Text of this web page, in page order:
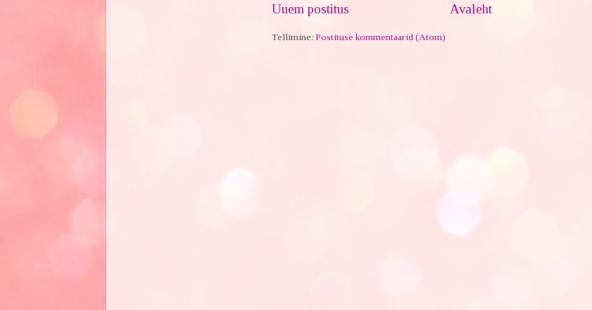
Uuem postitus Avaleht
Tellimine: Postituse kommentaarid (Atom)